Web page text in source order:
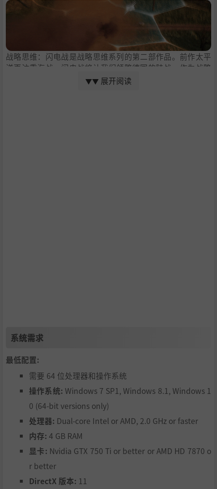
战略思维：闪电战是战略思维系列的第二部作品。前作太平
洋更注重海战，闪电战将让我们领略德国的陆战。作为战略
思维的一部作品，它会包含此系列的许多原有特性，并得到
受历史性的事件。
包括后续更新和一些额外内容，没有额外购买。我们保留
之后添加DLC的权利，但这不影响你的完整游戏体验。
▼▼ 展开阅读
系统需求
最低配置:
需要 64 位处理器和操作系统
操作系统: Windows 7 SP1, Windows 8.1, Windows 1
0 (64-bit versions only)
处理器: Dual-core Intel or AMD, 2.0 GHz or faster
内存: 4 GB RAM
显卡: Nvidia GTX 750 Ti or better or AMD HD 7870 o
r better
DirectX 版本: 11